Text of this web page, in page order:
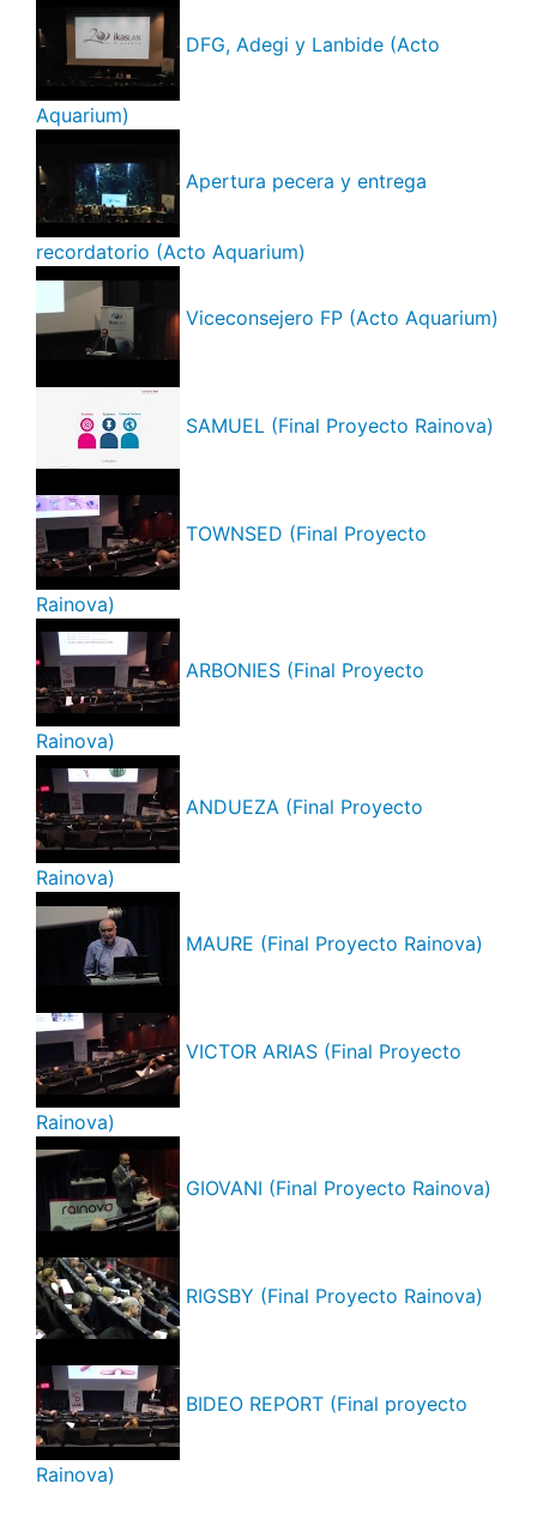
DFG, Adegi y Lanbide (Acto
Aquarium)
Apertura pecera y entrega
recordatorio (Acto Aquarium)
Viceconsejero FP (Acto Aquarium)
SAMUEL (Final Proyecto Rainova)
TOWNSED (Final Proyecto
Rainova)
ARBONIES (Final Proyecto
Rainova)
ANDUEZA (Final Proyecto
Rainova)
MAURE (Final Proyecto Rainova)
VICTOR ARIAS (Final Proyecto
Rainova)
GIOVANI (Final Proyecto Rainova)
RIGSBY (Final Proyecto Rainova)
BIDEO REPORT (Final proyecto
Rainova)